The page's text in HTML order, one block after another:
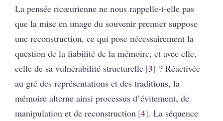
La pensée ricœurienne ne nous rappelle-t-elle pas
que la mise en image du souvenir premier suppose
une reconstruction, ce qui pose nécessairement la
question de la fiabilité de la mémoire, et avec elle,
celle de sa vulnérabilité structurelle 3 ? Réactivée
au gré des représentations et des traditions, la
mémoire alterne ainsi processus d’évitement, de
manipulation et de reconstruction 4 . La séquence